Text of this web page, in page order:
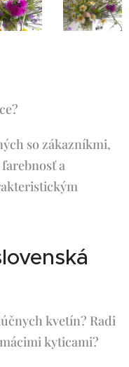
so zákazníkmi,
a
kvetín? Radi
kyticami?